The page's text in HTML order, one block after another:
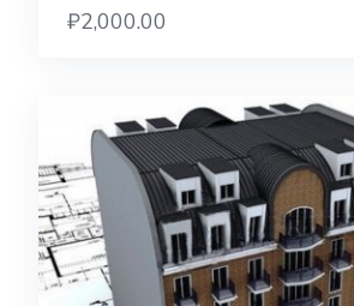
₽2,000.00